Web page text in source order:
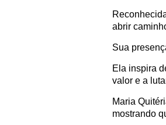
abrir
Sua
Ela inspira
valor e a
Maria
mostrando